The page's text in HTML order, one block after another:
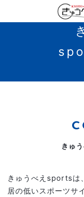
きゅ
きゅうべえsportsは
居の低いスポーツサ